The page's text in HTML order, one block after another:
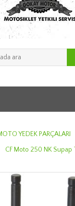
YEDEK PARÇALARI
CF Moto 250 NK Supap